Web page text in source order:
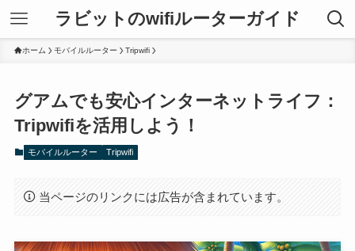
ラビットのwifiルーターガイド
ホーム モバイルルーター Tripwifi
グアムでも安心インターネットライフ：
Tripwifiを活用しよう！
モバイルルーター Tripwifi
当ページのリンクには広告が含まれています。